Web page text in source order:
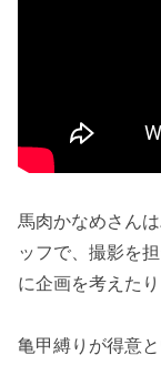
馬肉かなめさん
ッフで、撮影を
に企画を考えたり
亀甲縛りが得意